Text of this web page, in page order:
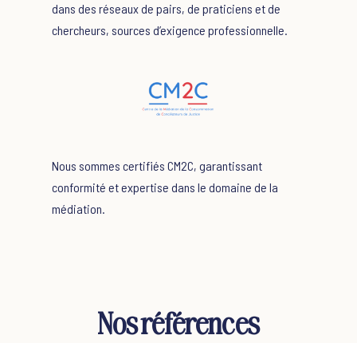
dans des réseaux de pairs, de praticiens et de
chercheurs, sources d’exigence professionnelle.
Nous sommes certifiés CM2C, garantissant
conformité et expertise dans le domaine de la
médiation.
Nos références